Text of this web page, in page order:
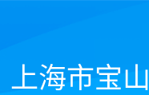
上海市宝